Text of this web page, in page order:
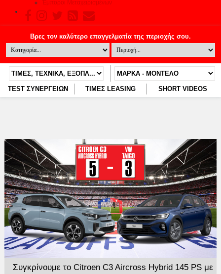
Έμποροι Μεταχειρισμένων
TEST ΣΥΝΕΡΓΕΙΩΝ ΤΙΜΕΣ LEASING SHORT VIDEOS
Συγκρίνουμε το Citroen C3 Aircross Hybrid 145 PS με